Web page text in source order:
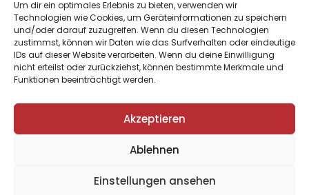
Um dir ein optimales Erlebnis zu bieten, verwenden wir
Technologien wie Cookies, um Geräteinformationen zu speichern
und/oder darauf zuzugreifen. Wenn du diesen Technologien
zustimmst, können wir Daten wie das Surfverhalten oder eindeutige
IDs auf dieser Website verarbeiten. Wenn du deine Einwilligung
nicht erteilst oder zurückziehst, können bestimmte Merkmale und
Funktionen beeinträchtigt werden.
Akzeptieren
Ablehnen
Einstellungen ansehen
KOMPOSITIONEN
ÜBER MICH
PRESSE
IMPRESSUM/DATENSCHUTZ
© 2026 Barbara Rektenwald